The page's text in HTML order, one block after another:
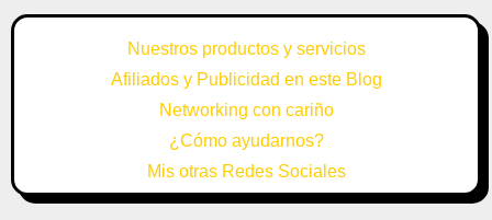
Nuestros productos y servicios
Afiliados y Publicidad en este Blog
Networking con cariño
¿Cómo ayudarnos?
Mis otras Redes Sociales